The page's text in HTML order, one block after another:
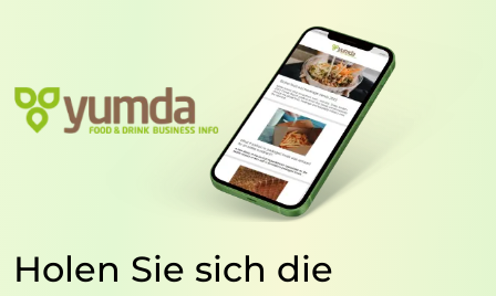
Holen Sie sich die